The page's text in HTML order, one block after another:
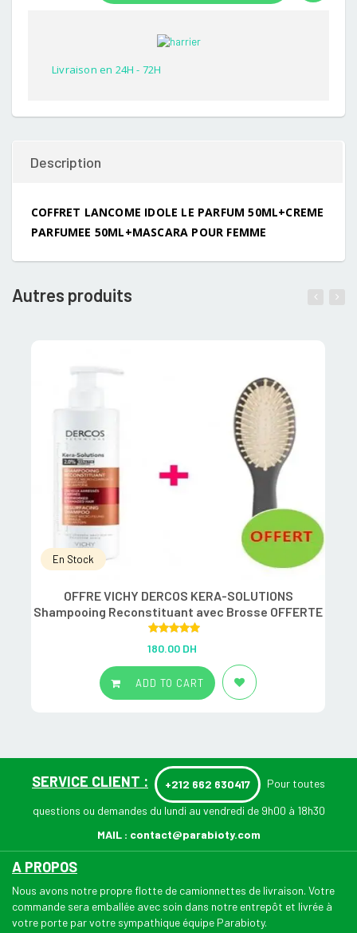
Livraison en 24H - 72H
Description
COFFRET LANCOME IDOLE LE PARFUM 50ML+CREME
PARFUMEE 50ML+MASCARA POUR FEMME
Autres produits
En Stock
OFFRE VICHY DERCOS KERA-SOLUTIONS
Shampooing Reconstituant avec Brosse OFFERTE
out of 5
180.00 DH
ADD TO CART
SERVICE CLIENT : +212 662 630417 Pour toutes
questions ou demandes du lundi au vendredi de 9h00 à 18h30
MAIL : contact@parabioty.com
A PROPOS
Nous avons notre propre flotte de camionnettes de livraison. Votre
commande sera emballée avec soin dans notre entrepôt et livrée à
votre porte par votre sympathique équipe Parabioty.